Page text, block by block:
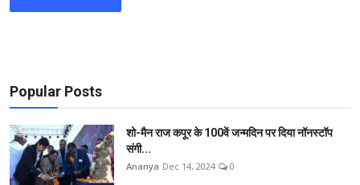
Popular Posts
शो-मैन राज कपूर के 100वें जन्मदिन पर दिया नॉनस्टॉप
संगी...
Ananya Dec 14, 2024 0